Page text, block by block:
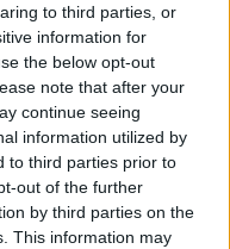
to third parties, or
information for
the below opt-out
note that after your
continue seeing
information utilized by
to third parties prior to
out of the further
by third parties on the
This information may
teljes úri
követően a
az aszfaltcsik
mocskos lábaikat
ha jönnek. Száll a
betegszik a nép.
volt a KÖKIről,
a brezsnyevi pangást